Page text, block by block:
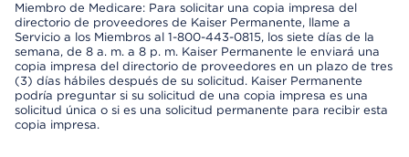
Miembro de Medicare: Para solicitar una copia impresa del
directorio de proveedores de Kaiser Permanente, llame a
Servicio a los Miembros al 1-800-443-0815, los siete días de la
semana, de 8 a. m. a 8 p. m. Kaiser Permanente le enviará una
copia impresa del directorio de proveedores en un plazo de tres
(3) días hábiles después de su solicitud. Kaiser Permanente
podría preguntar si su solicitud de una copia impresa es una
solicitud única o si es una solicitud permanente para recibir esta
copia impresa.